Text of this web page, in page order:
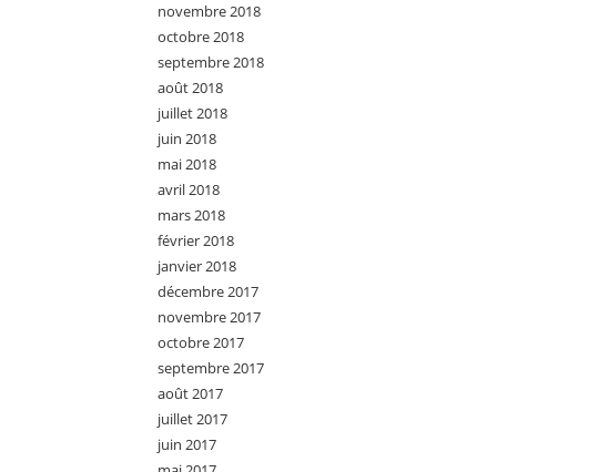
novembre 2018
octobre 2018
septembre 2018
août 2018
juillet 2018
juin 2018
mai 2018
avril 2018
mars 2018
février 2018
janvier 2018
décembre 2017
novembre 2017
octobre 2017
septembre 2017
août 2017
juillet 2017
juin 2017